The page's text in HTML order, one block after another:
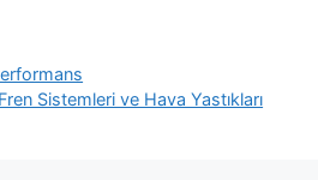
Sistemleri ve Hava Yastıkları